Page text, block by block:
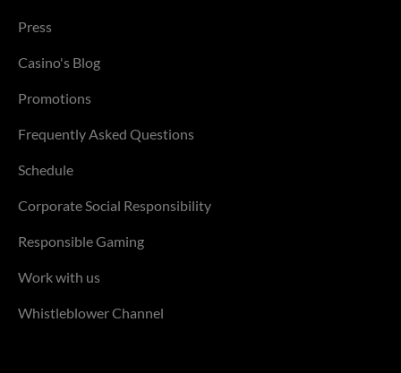
Press
Casino's Blog
Promotions
Frequently Asked Questions
Schedule
Corporate Social Responsibility
Responsible Gaming
Work with us
Whistleblower Channel